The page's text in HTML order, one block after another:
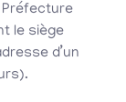
le siège
d’un